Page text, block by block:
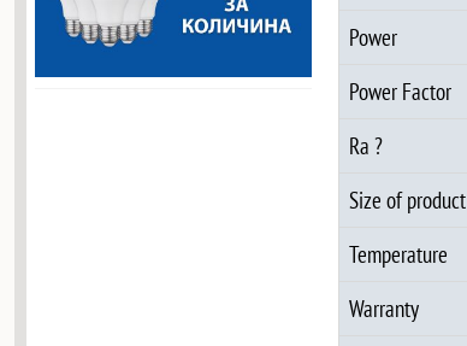
Power
Power Factor
Ra ?
Size of product
Temperature
Warranty